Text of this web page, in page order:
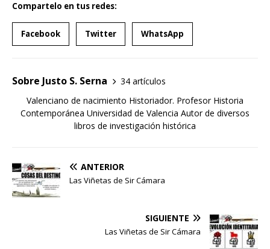
Compartelo en tus redes:
Facebook Twitter WhatsApp
Sobre Justo S. Serna
34 artículos
Valenciano de nacimiento Historiador. Profesor Historia
Contemporánea Universidad de Valencia Autor de diversos
libros de investigación histórica
ANTERIOR
Las Viñetas de Sir Cámara
SIGUIENTE
Las Viñetas de Sir Cámara